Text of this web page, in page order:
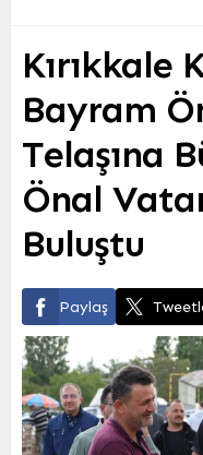
Kırıkkale
Bayram
Telaşına
Önal
Buluştu
Paylaş